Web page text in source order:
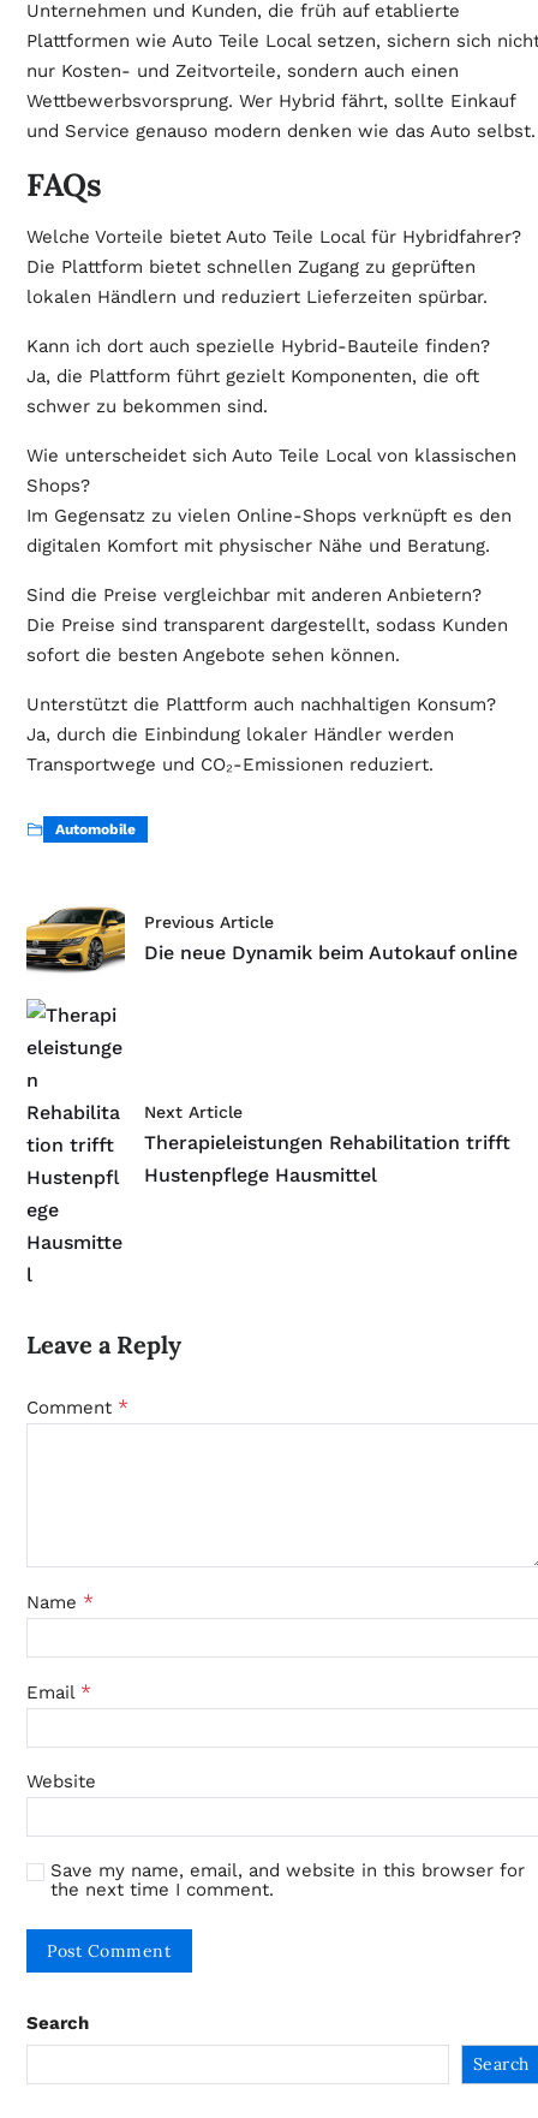
Unternehmen und Kunden, die früh auf etablierte
Plattformen wie Auto Teile Local setzen, sichern sich
nur Kosten- und Zeitvorteile, sondern auch einen
Wettbewerbsvorsprung. Wer Hybrid fährt, sollte Einkauf
und Service genauso modern denken wie das Auto selbst.
FAQs
Welche Vorteile bietet Auto Teile Local für Hybridfahrer?
Die Plattform bietet schnellen Zugang zu geprüften
lokalen Händlern und reduziert Lieferzeiten spürbar.
Kann ich dort auch spezielle Hybrid-Bauteile finden?
Ja, die Plattform führt gezielt Komponenten, die oft
schwer zu bekommen sind.
Wie unterscheidet sich Auto Teile Local von klassischen
Shops?
Im Gegensatz zu vielen Online-Shops verknüpft es den
digitalen Komfort mit physischer Nähe und Beratung.
Sind die Preise vergleichbar mit anderen Anbietern?
Die Preise sind transparent dargestellt, sodass Kunden
sofort die besten Angebote sehen können.
Unterstützt die Plattform auch nachhaltigen Konsum?
Ja, durch die Einbindung lokaler Händler werden
Transportwege und CO₂-Emissionen reduziert.
Automobile
Previous Article
Die neue Dynamik beim Autokauf online
Next Article
Therapieleistungen Rehabilitation trifft
Hustenpflege Hausmittel
Leave a Reply
Comment *
Name *
Email *
Website
Save my name, email, and website in this browser for
the next time I comment.
Search
Search